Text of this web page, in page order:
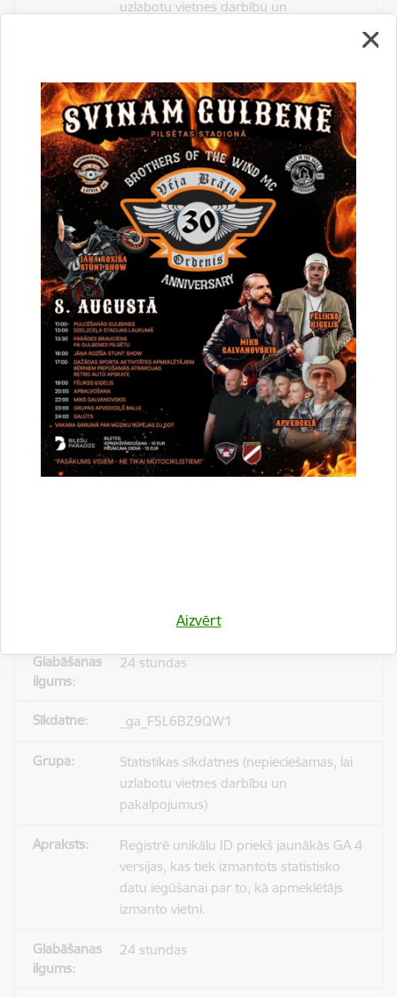
Aizvērt
uzlabotu vietnes darbību un
statistisko datu iegūšanai par to, kā
apmeklētājs izmanto vietni.
2 gadi
_gat
Statistikas sīkdatnes (nepieciešamas, lai
uzlabotu vietnes darbību un
pakalpojumus)
Izmanto Google Analytics, lai samazinātu
pieprasījuma līmeni.
1 minūte
_gid
apmeklētājs izmanto vietni.
24 stundas
_ga_F5L6BZ9QW1
Statistikas sīkdatnes (nepieciešamas, lai
uzlabotu vietnes darbību un
pakalpojumus)
Reģistrē unikālu ID priekš jaunākās GA 4
versijas, kas tiek izmantots statistisko
datu iegūšanai par to, kā apmeklētājs
izmanto vietni.
24 stundas